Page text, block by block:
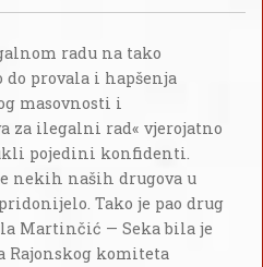
radu na tako
provala i hapšenja
masovnosti i
za ilegalni rad« vjerojatno
pojedini konfidenti.
nekih naših drugova u
Tako je pao drug
Martinčić — Seka bila je
Rajonskog komiteta